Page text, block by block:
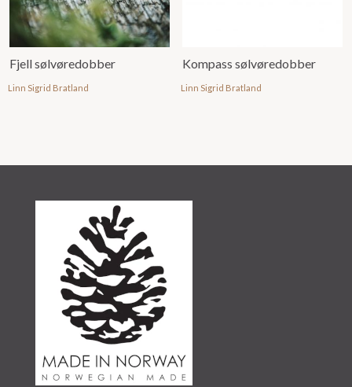
Fjell sølvøredobber
Linn Sigrid Bratland
Kompass sølvøredobber
Linn Sigrid Bratland